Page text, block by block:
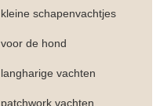
kleine schapenvachtjes
voor de hond
langharige vachten
patchwork vachten